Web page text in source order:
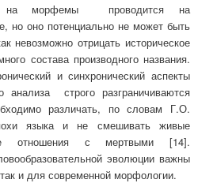
на морфемы проводится на
но оно потенциально не может быть
невозможно отрицать историческое
состава производного названия.
и синхронический аспекты
анализа строго разграничиваются
различать, по словам Г.О.
языка и не смешивать живые
отношения с мертвыми [14].
эволюции важны
и для современной морфологии.